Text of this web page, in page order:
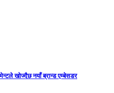
खोज्दैछ नयाँ ब्रान्ड एम्बेसडर